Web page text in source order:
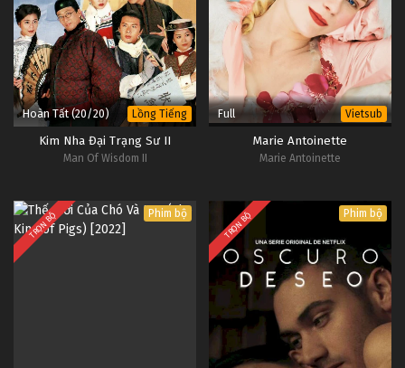
Hoàn Tất (20/20) Lồng Tiếng
Kim Nha Đại Trạng Sư II
Man Of Wisdom II
Full Vietsub
Marie Antoinette
Marie Antoinette
TRỌN BỘ Phim bộ TRỌN BỘ Phim bộ